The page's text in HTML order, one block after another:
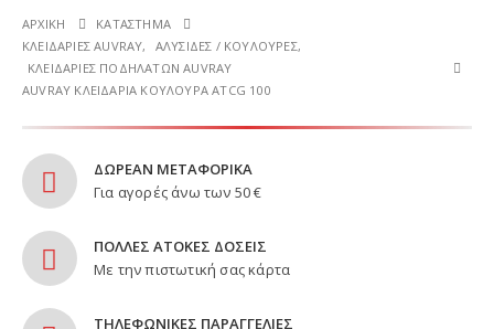
ΑΡΧΙΚΉ
ΚΑΤΆΣΤΗΜΑ
ΚΛΕΙΔΑΡΙΕΣ AUVRAY, ΑΛΥΣΙΔΕΣ / ΚΟΥΛΟΥΡΕΣ,
ΚΛΕΙΔΑΡΙΕΣ ΠΟΔΗΛΑΤΩΝ AUVRAY
AUVRAY ΚΛΕΙΔΑΡΙΑ ΚΟΥΛΟΥΡΑ ATCG 100
ΔΩΡΕΑΝ ΜΕΤΑΦΟΡΙΚΑ
Για αγορές άνω των 50 €
ΠΟΛΛΕΣ ΑΤΟΚΕΣ ΔΟΣΕΙΣ
Με την πιστωτική σας κάρτα
ΤΗΛΕΦΩΝΙΚΕΣ ΠΑΡΑΓΓΕΛΙΕΣ